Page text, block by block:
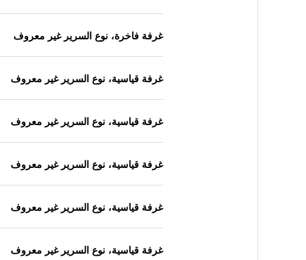
غرفة فاخرة، نوع السرير غير معروف
غرفة قياسية، نوع السرير غير معروف
غرفة قياسية، نوع السرير غير معروف
غرفة قياسية، نوع السرير غير معروف
غرفة قياسية، نوع السرير غير معروف
غرفة قياسية، نوع السرير غير معروف